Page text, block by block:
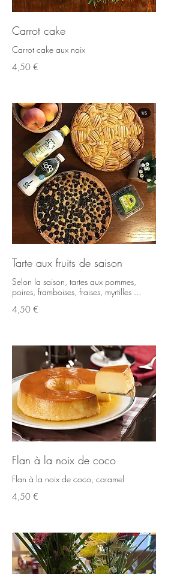
Carrot cake
Carrot cake aux noix
4,50 €
Tarte aux fruits de saison
Selon la saison, tartes aux pommes,
poires, framboises, fraises, myrtilles ...
4,50 €
Flan à la noix de coco
Flan à la noix de coco, caramel
4,50 €